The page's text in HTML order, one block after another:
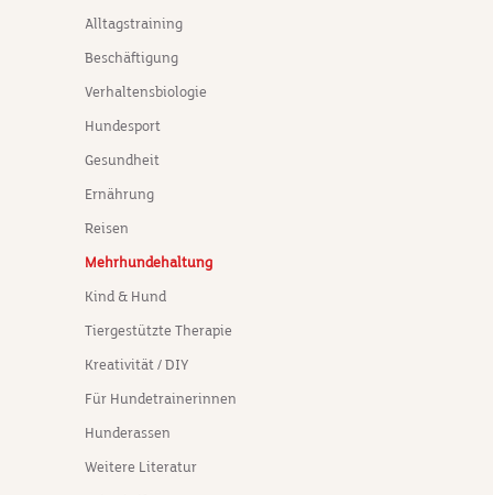
Alltagstraining
Beschäftigung
Verhaltensbiologie
Hundesport
Gesundheit
Ernährung
Reisen
Mehrhundehaltung
Kind & Hund
Tiergestützte Therapie
Kreativität / DIY
Für Hundetrainerinnen
Hunderassen
Weitere Literatur